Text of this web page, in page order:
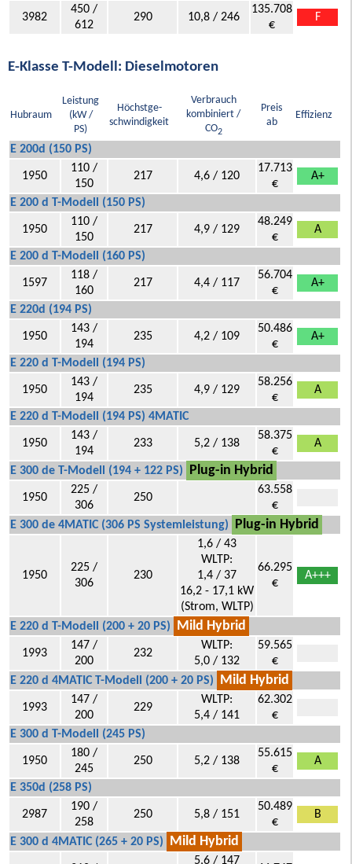
3982
450 /
612
290 10,8 / 246
135.708
€
F
E-Klasse T-Modell: Dieselmotoren
Hubraum
Leistung
(kW /
PS)
Höchstge-
schwindigkeit
Verbrauch
kombiniert /
CO2
Preis
ab
Effizienz
E 200d (150 PS)
1950
110 /
150
217 4,6 / 120
17.713
€
A+
E 200 d T-Modell (150 PS)
1950
110 /
150
217 4,9 / 129
48.249
€
A
E 200 d T-Modell (160 PS)
1597
118 /
160
217 4,4 / 117
56.704
€
A+
E 220d (194 PS)
1950
143 /
194
235 4,2 / 109
50.486
€
A+
E 220 d T-Modell (194 PS)
1950
143 /
194
235 4,9 / 129
58.256
€
A
E 220 d T-Modell (194 PS) 4MATIC
1950
143 /
194
233 5,2 / 138
58.375
€
A
E 300 de T-Modell (194 + 122 PS) Plug-in Hybrid
1950
225 /
306
250
63.558
€
E 300 de 4MATIC (306 PS Systemleistung)
Plug-in Hybrid
1950
225 /
306
230
1,6 / 43
WLTP:
1,4 / 37
16,2 - 17,1 kW
(Strom, WLTP)
66.295
€
A+++
E 220 d T-Modell (200 + 20 PS) Mild Hybrid
1993
147 /
200
232
WLTP:
5,0 / 132
59.565
€
E 220 d 4MATIC T-Modell (200 + 20 PS)
Mild Hybrid
1993
147 /
200
229
WLTP:
5,4 / 141
62.302
€
E 300 d T-Modell (245 PS)
1950
180 /
245
250 5,2 / 138
55.615
€
A
E 350d (258 PS)
2987
190 /
258
250 5,8 / 151
50.489
€
B
E 300 d 4MATIC (265 + 20 PS) Mild Hybrid
5,6 / 147